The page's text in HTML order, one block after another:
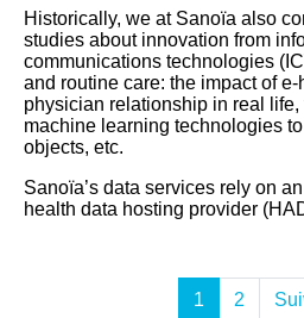
Historically, we at Sanoïa also
studies about innovation from
communications technologies
and routine care: the impact of
physician relationship in real
machine learning technologies
objects, etc.
Sanoïa’s data services rely on
health data hosting provider
1 2